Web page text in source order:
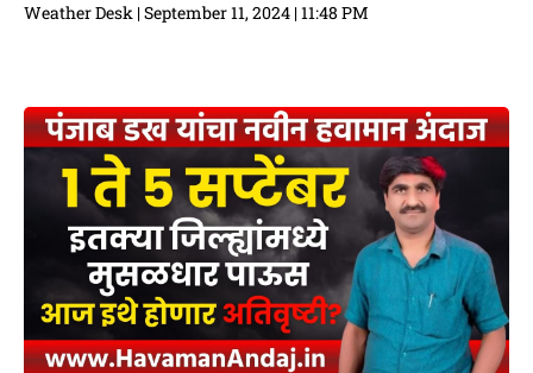
Weather Desk September 11, 2024 11:48 PM